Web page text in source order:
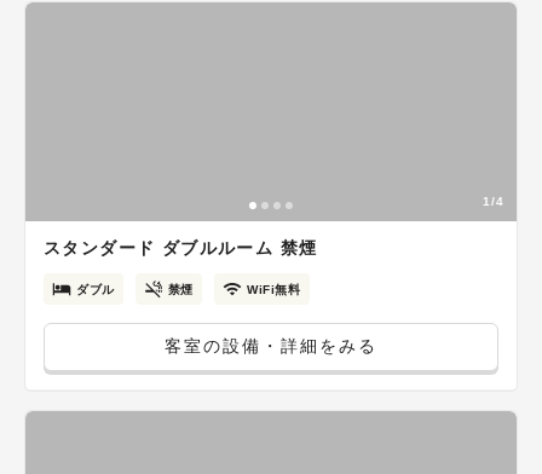
1/4
スタンダード ダブルルーム 禁煙
ダブル 禁煙 WiFi無料
客室の設備・詳細をみる